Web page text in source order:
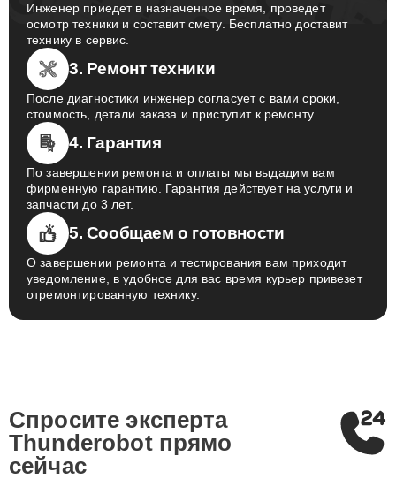
Инженер приедет в назначенное время, проведет
осмотр техники и составит смету. Бесплатно доставит
технику в сервис.
3. Ремонт техники
После диагностики инженер согласует с вами сроки,
стоимость, детали заказа и приступит к ремонту.
4. Гарантия
По завершении ремонта и оплаты мы выдадим вам
фирменную гарантию. Гарантия действует на услуги и
запчасти до 3 лет.
5. Сообщаем о готовности
О завершении ремонта и тестирования вам приходит
уведомление, в удобное для вас время курьер привезет
отремонтированную технику.
Спросите эксперта
Thunderobot прямо
сейчас